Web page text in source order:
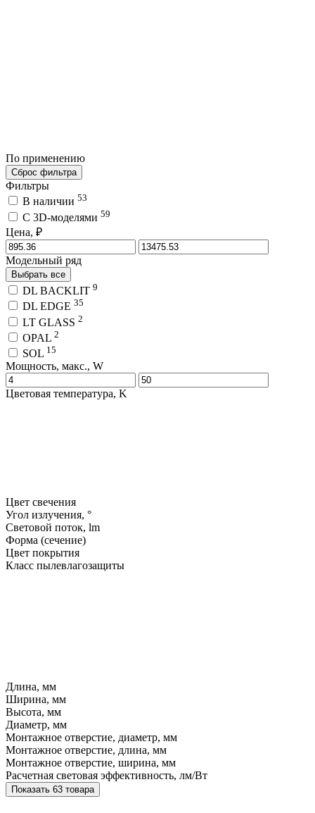
По применению
Сброс фильтра
Фильтры
В наличии 53
C 3D-моделями 59
Цена, ₽
Модельный ряд
Выбрать все
DL BACKLIT 9
DL EDGE 35
LT GLASS 2
OPAL 2
SOL 15
Мощность, макс., W
Цветовая температура, K
Цвет свечения
Угол излучения, °
Световой поток, lm
Форма (сечение)
Цвет покрытия
Класс пылевлагозащиты
Длина, мм
Ширина, мм
Высота, мм
Диаметр, мм
Монтажное отверстие, диаметр, мм
Монтажное отверстие, длина, мм
Монтажное отверстие, ширина, мм
Расчетная световая эффективность, лм/Вт
Показать 63 товара